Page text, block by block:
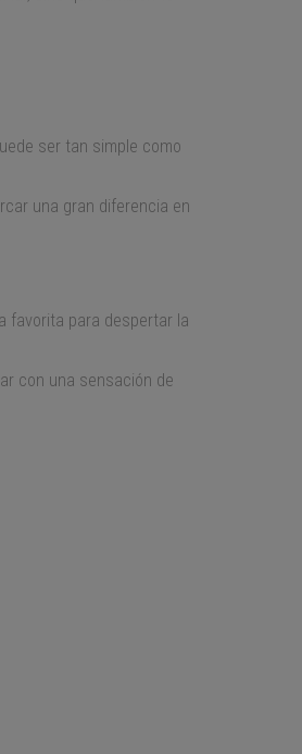
ser tan simple como
una gran diferencia en
favorita para despertar la
con una sensación de